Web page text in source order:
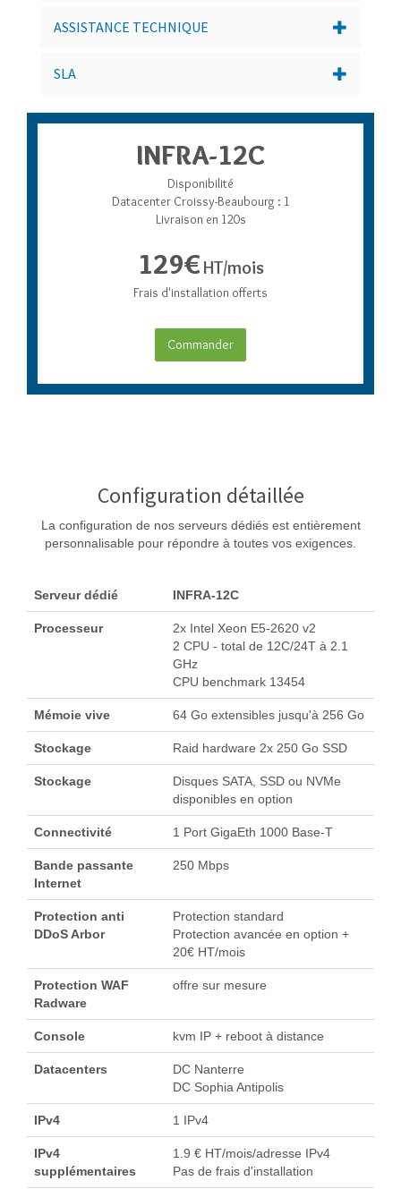
ASSISTANCE TECHNIQUE
SLA
INFRA-12C
Disponibilité
Datacenter Croissy-Beaubourg : 1
Livraison en 120s
129€HT/mois
Frais d'installation offerts
Commander
Configuration détaillée
La configuration de nos serveurs dédiés est entièrement
personnalisable pour répondre à toutes vos exigences.
Serveur dédié INFRA-12C
Processeur
2x Intel Xeon E5-2620 v2
2 CPU - total de 12C/24T à 2.1
GHz
CPU benchmark 13454
Mémoie vive 64 Go extensibles jusqu'à 256 Go
Stockage Raid hardware 2x 250 Go SSD
Stockage
Disques SATA, SSD ou NVMe
disponibles en option
Connectivité 1 Port GigaEth 1000 Base-T
Bande passante
Internet
250 Mbps
Protection anti
DDoS Arbor
Protection standard
Protection avancée en option +
20€ HT/mois
Protection WAF
Radware
offre sur mesure
Console kvm IP + reboot à distance
Datacenters
DC Nanterre
DC Sophia Antipolis
IPv4 1 IPv4
IPv4
supplémentaires
1.9 € HT/mois/adresse IPv4
Pas de frais d'installation